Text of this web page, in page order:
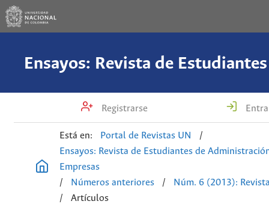
Registrarse
Está en: Portal de Revistas UN
/
Ensayos: Revista de Estudiantes de
Empresas
/
Números anteriores /
Núm. 6 (2013):
/
Artículos